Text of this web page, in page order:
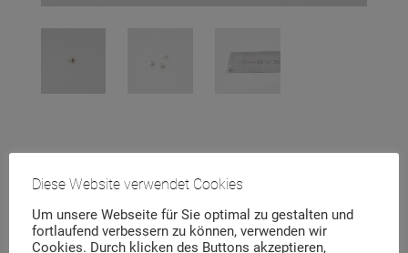
Obelix 3
Diese Website verwendet Cookies
Um unsere Webseite für Sie optimal zu gestalten und
fortlaufend verbessern zu können, verwenden wir
Cookies. Durch klicken des Buttons akzeptieren,